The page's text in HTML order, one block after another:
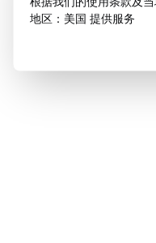
地区：美国 提供服务